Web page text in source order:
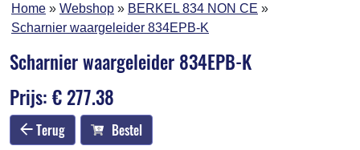
Home Webshop
BERKEL 834 NON CE
Scharnier waargeleider 834EPB-K
Scharnier waargeleider 834EPB-K
Prijs: € 277.38
Terug Bestel